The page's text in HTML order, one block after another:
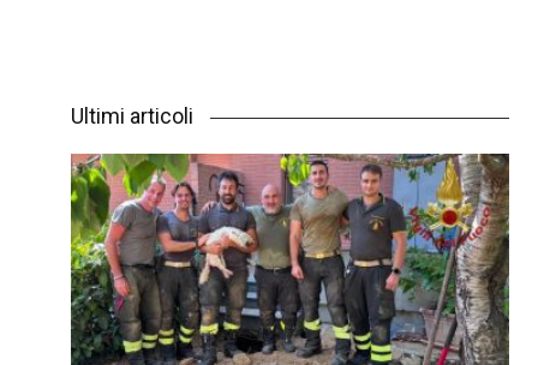
Ultimi articoli